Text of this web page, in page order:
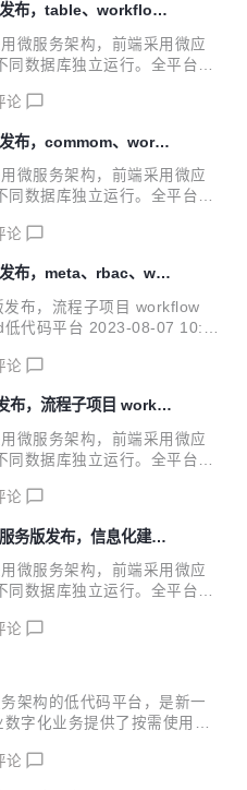
、PM 等企业级信息化系
具 更新日志 v2.0.5 (2023-08
色授权放开开发者机构 【基
表单,因为该种数据的主...
布，table、workflow
微服务架构，前端采用微应
数据库独立运行。全平台采
造扩充。JECloud 适合软件开
、PM 等企业级信息化系
具 更新日志 v2.0.4 (2023-08
员选择器，人员回显查询接
支持列表导出 【基础平台...
论
布，commom、workfl
微服务架构，前端采用微应
同数据库独立运行。全平台采
造扩充。JECloud 适合软件开
、PM 等企业级信息化系
具 更新日志 v2.0.3 (2023-08
优化处理待办逻辑，将修改
内容 【基础平台】：增加p...
论
布，meta、rbac、wor
布，流程子项目 workflow
代码平台 2023-08-07 10:1
不同数据库独立运行。全平
改造扩充。JECloud 适合软
开发者使用，适用于开发 E
MES、PM 等企业级信息化
论
布，流程子项目 workfl
微服务架构，前端采用微应
数据库独立运行。全平台采
造扩充。JECloud 适合软件开
、PM 等企业级信息化系
具 更新日志 v2.0.1 (2023-07
工作流可处理人配置加拖拽
板修改 【工作流引擎】：工...
论
务版发布，信息化建设
微服务架构，前端采用微应
同数据库独立运行。全平台采
造扩充。JECloud 适合软件开
、PM 等企业级信息化系
。 技术选型 开发语言：Jav
目采用微服务架构，前端项
、Sky...
论
架构的低代码平台，是新一
字化业务提供了按需使用、
美解决方案，为企业业务的
论